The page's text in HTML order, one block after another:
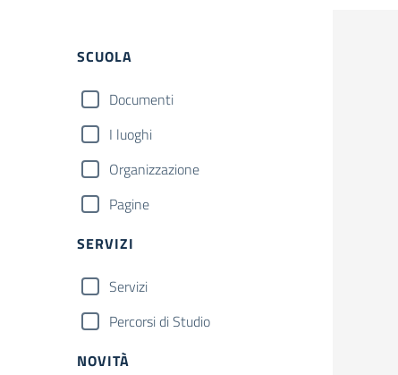
Filtri
SCUOLA
Documenti
I luoghi
Organizzazione
Pagine
SERVIZI
Servizi
Percorsi di Studio
NOVITÀ